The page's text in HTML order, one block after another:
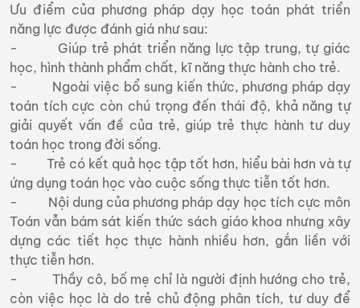
Ưu điểm của phương pháp dạy học toán phát triển
năng lực được đánh giá như sau:
- Giúp trẻ phát triển năng lực tập trung, tự giác
học, hình thành phẩm chất, kĩ năng thực hành cho trẻ.
- Ngoài việc bổ sung kiến thức, phương pháp dạy
toán tích cực còn chú trọng đến thái độ, khả năng tự
giải quyết vấn đề của trẻ, giúp trẻ thực hành tư duy
toán học trong đời sống.
- Trẻ có kết quả học tập tốt hơn, hiểu bài hơn và tự
ứng dụng toán học vào cuộc sống thực tiễn tốt hơn.
- Nội dung của phương pháp dạy học tích cực môn
Toán vẫn bám sát kiến thức sách giáo khoa nhưng xây
dựng các tiết học thực hành nhiều hơn, gắn liền với
thực tiễn hơn.
- Thầy cô, bố mẹ chỉ là người định hướng cho trẻ,
còn việc học là do trẻ chủ động phân tích, tư duy để